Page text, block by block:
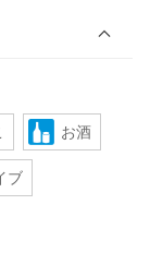
お酒
ブ